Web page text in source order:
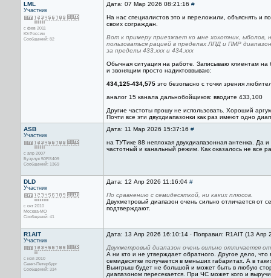
LML
Участник
с фев 2011
ЮгРоссии
Сообщений: 82
Дата: 07 Мар 2026 08:21:16 #
На нас специалистов это и переложили, объяснять и
своих сограждан.
Вот к примеру приезжает ко мне хохотник, ыболов,
пользоваться рацией в пределах ЛПД и ПМР
за пределы 433,ххх и 434,ххх
Обычная ситуация на работе. Записываю клиентам на
и звонящим просто надиктоввываю:
434,125-434,575 это безопасно с точки зрения
аналог 15 канала дальнобойщиков: вводите 433,100
Другие частоты прошу не использовать. Хороший
Почти все эти двухдиапазонки как раз имеют одно
ASB
Участник
с апр 2007
Бузулук 50RS409
Сообщений: 1369
Дата: 11 Мар 2026 15:37:16 #
на ТУТике 88 неплохая двухдиапазонная антенка. Да
частотный и канальный режим. Как оказалось не все
DLD
Участник
с окт 2010
Москва-МО
Сообщений: 41
Дата: 12 Апр 2026 11:16:04 #
По сравнению с семидесяткой, ни каких плюсов.
Двухметровый диапазон очень сильно отличается от
подтверждают.
R1AIT
Участник
с ноя 2010
Санкт-Петербург
Сообщений: 334
Дата: 13 Апр 2026 16:10:14 · Поправил: R1AIT (13 Апр
Двухметровый диапазон очень сильно отличается
А ни кто и не утверждает обратного. Другое дело,
семидесятке получается в меньших габаритах. А в
Выигрыш будет не большой и может быть в любую
диапазоном пересекается. При ЧС может кого и